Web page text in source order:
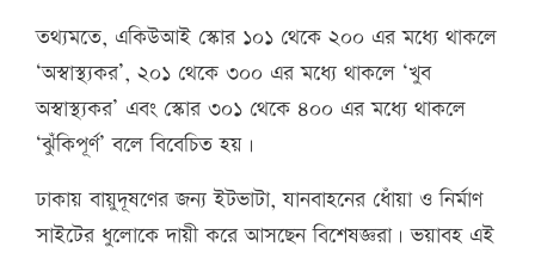
তথ্যমতে, একিউআই স্কোর ১০১ থেকে ২০০ এর মধ্যে থাকলে
‘অস্বাস্থ্যকর’, ২০১ থেকে ৩০০ এর মধ্যে থাকলে ‘খুব
অস্বাস্থ্যকর’ এবং স্কোর ৩০১ থেকে ৪০০ এর মধ্যে থাকলে
‘ঝুঁকিপূর্ণ’ বলে বিবেচিত হয়।
ঢাকায় বায়ুদূষণের জন্য ইটভাটা, যানবাহনের ধোঁয়া ও নির্মাণ
সাইটের ধুলোকে দায়ী করে আসছেন বিশেষজ্ঞরা। ভয়াবহ এই